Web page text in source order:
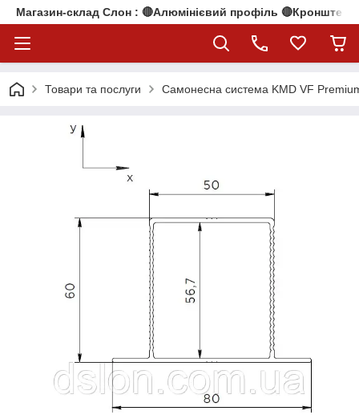
Магазин-склад Слон : 🔴Алюмінієвий профіль
Товари та послуги Самонесна система KMD VF